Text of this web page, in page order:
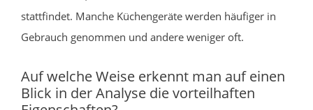
stattfindet. Manche Küchengeräte werden häufiger in
Gebrauch genommen und andere weniger oft.
Auf welche Weise erkennt man auf einen
Blick in der Analyse die vorteilhaften